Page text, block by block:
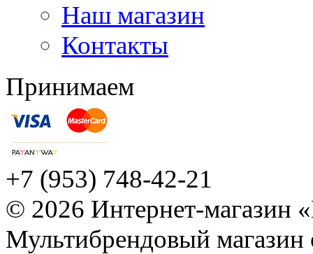
Наш магазин
Контакты
Принимаем
+7 (953) 748-42-21
© 2026 Интернет-магазин
Мультибрендовый